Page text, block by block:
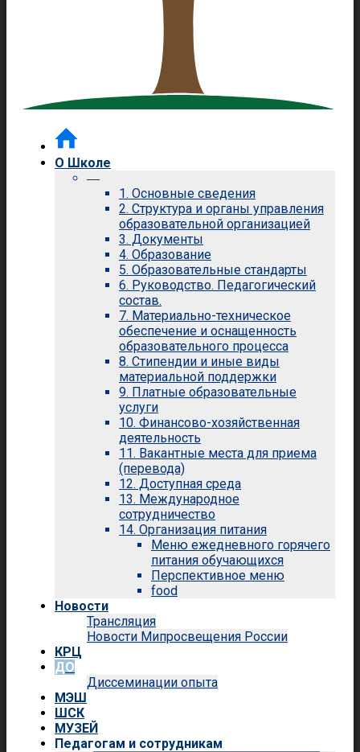
О Школе
—
1. Основные сведения
2. Структура и органы управления
образовательной организацией
3. Документы
4. Образование
5. Образовательные стандарты
6. Руководство. Педагогический
состав.
7. Материально-техническое
обеспечение и оснащенность
образовательного процесса
8. Стипендии и иные виды
материальной поддержки
9. Платные образовательные
услуги
10. Финансово-хозяйственная
деятельность
11. Вакантные места для приема
(перевода)
12. Доступная среда
13. Международное
сотрудничество
14. Организация питания
Меню ежедневного горячего
питания обучающихся
Перспективное меню
food
Новости
Трансляция
Новости Мипросвещения России
КРЦ
ДО
Диссеминации опыта
МЭШ
ШСК
МУЗЕЙ
Педагогам и сотрудникам